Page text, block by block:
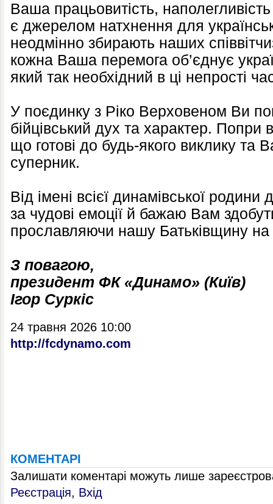
Ваша працьовитість,
є джерелом натхнення для
неодмінно збирають наших
кожна Ваша перемога об’єднує
який так необхідний в ці непрості
У поєдинку з Ріко Верховеном Ви
бійцівський дух та характер. Попри
що готові до будь-якого виклику та
суперник.
Від імені всієї динамівської
за чудові емоції й бажаю Вам
прославляючи нашу Батьківщину на
З повагою,
президент ФК «Динамо» (Київ)
Ігор Суркіс
24 травня 2026 10:00
http://fcdynamo.com
КОМЕНТАРІ
Залишати коментарі можуть лише
Реєстрація, Вхід